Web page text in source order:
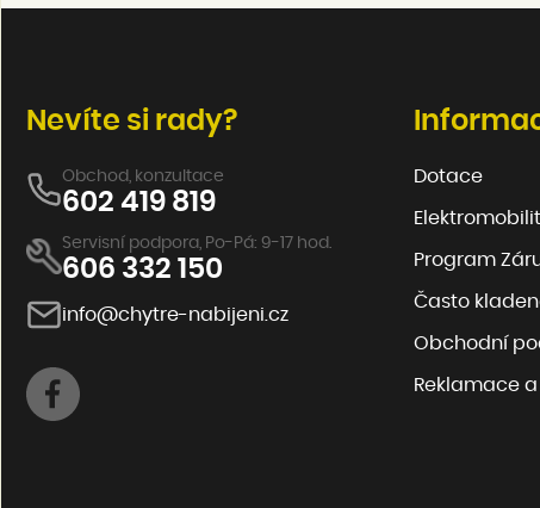
Nevíte si rady?
Obchod, konzultace
602 419 819
Servisní podpora, Po-Pá: 9-17 hod.
606 332 150
info@chytre-nabijeni.cz
Dotace
Program
Často
Obchodní
Reklamace